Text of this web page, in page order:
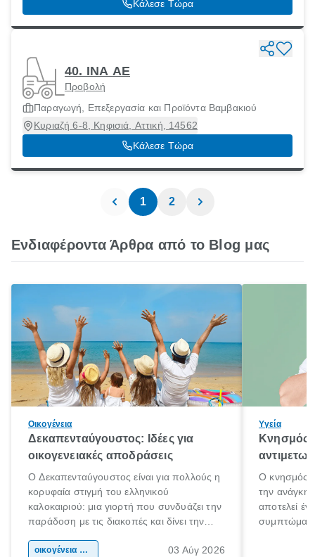
Κάλεσε Τώρα
40. ΙΝΑ ΑΕ
Προβολή
Παραγωγή, Επεξεργασία και Προϊόντα Βαμβακιού
Κυριαζή 6-8, Κηφισιά, Αττική, 14562
Κάλεσε Τώρα
1 2
Ενδιαφέροντα Άρθρα από το Blog μας
Οικογένεια
Δεκαπενταύγουστος: Ιδέες για
οικογενειακές αποδράσεις
Ο Δεκαπενταύγουστος είναι για πολλούς η
κορυφαία στιγμή του ελληνικού
καλοκαιριού: μια γιορτή που συνδυάζει την
παράδοση με τις διακοπές και δίνει την
χώρας. Είτε πρόκειται για λίγες μέρες
οικογένεια & παιδί 03 Αύγ 2026
Υγεία
Κνησμός:
Ο κνησμός
την ανάγκη
αποτελεί